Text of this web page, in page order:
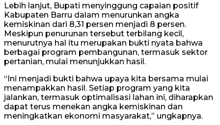
Lebih lanjut, Bupati menyinggung capaian positif
Kabupaten Barru dalam menurunkan angka
kemiskinan dari 8,31 persen menjadi 8 persen.
Meskipun penurunan tersebut terbilang kecil,
menurutnya hal itu merupakan bukti nyata bahwa
berbagai program pembangunan, termasuk sektor
pertanian, mulai menunjukkan hasil.
“Ini menjadi bukti bahwa upaya kita bersama mulai
menampakkan hasil. Setiap program yang kita
jalankan, termasuk optimalisasi lahan ini, diharapkan
dapat terus menekan angka kemiskinan dan
meningkatkan ekonomi masyarakat,” ungkapnya.